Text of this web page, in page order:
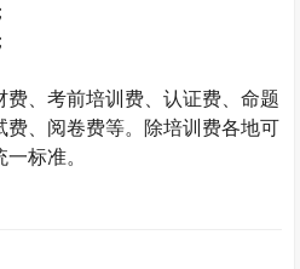
费、考前培训费、认证费、命题
费、阅卷费等。除培训费各地可
标准。